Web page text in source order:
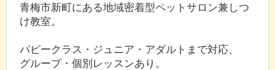
青梅市新町にある地域密着型ペットサロン兼しつ
け教室。
パピークラス・ジュニア・アダルトまで対応、
グループ・個別レッスンあり。